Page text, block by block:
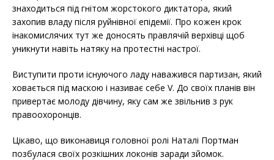
знаходиться під гнітом жорстокого диктатора, який
захопив владу після руйнівної епідемії. Про кожен крок
інакомислячих тут же доносять правлячій верхівці щоб
уникнути навіть натяку на протестні настрої.
Виступити проти існуючого ладу наважився партизан, який
ховається під маскою і називає себе V. До своїх планів він
привертає молоду дівчину, яку сам же звільнив з рук
правоохоронців.
Цікаво, що виконавиця головної ролі Наталі Портман
позбулася своїх розкішних локонів заради зйомок.